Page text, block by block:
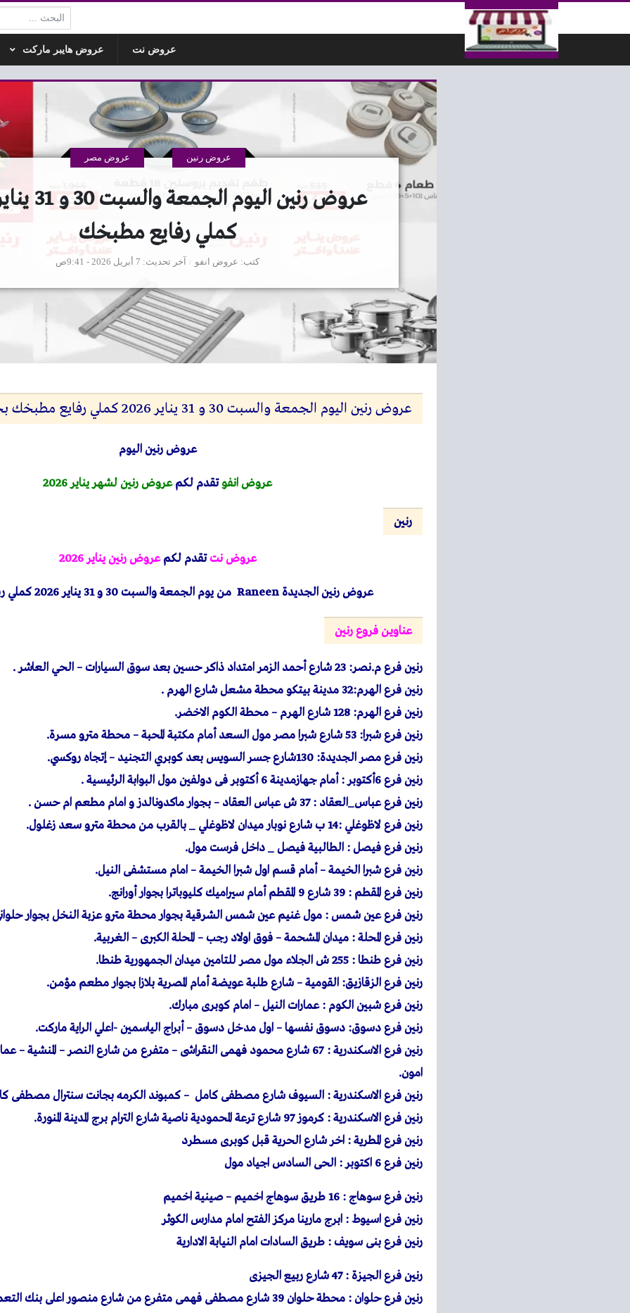
التخطي إلى المحتوى
البحث:
عروض نت عروض هايبر ماركت
كملي رفايع مطبخك
كتب عروض انفو
عروض رنين عروض مصر
آخر تحديث 7 أبريل 2026 - 9:41ص
عروض رنين اليوم الجمعة والسبت 30 و 31 يناير 2026 كملي رفايع مطبخك بجميع فروع رنين
عروض رنين اليوم
عروض انفوتقدم لكمعروض رنين لشهر يناير 2026
رنين
عروض نتتقدم لكمعروض رنين يناير 2026
عروض رنين الجديدة Raneen من يوم الجمعة والسبت 30 و 31 يناير 2026 كملي رفايع مطبخك
عناوين فروع رنين
رنينفرع م.نصر: 23 شارع أحمد الزمر امتداد ذاكر حسين بعد سوق السيارات – الحي العاشر .
رنينفرع الهرم:32 مدينة بيتكو محطة مشعل شارع الهرم .
رنينفرع الهرم: 128 شارع الهرم – محطة الكوم الاخضر.
رنينفرع شبرا: 53 شارع شبرا مصر مول السعد أمام مكتبة المحبة – محطة مترو مسرة.
رنينفرع مصر الجديدة: 130شارع جسر السويس بعد كوبري التجنيد – إتجاه روكسي.
رنينفرع 6أكتوبر : أمام جهازمدينة 6 أكتوبر فى دولفين مول البوابة الرئيسية .
رنينفرع عباس_العقاد : 37 ش عباس العقاد – بجوار ماكدونالدز و امام مطعم ام حسن .
رنينفرع لاظوغلي :14 ب شارع نوبار ميدان لاظوغلي _ بالقرب من محطة مترو سعد زغلول.
رنينفرع فيصل : الطالبية فيصل _ داخل فرست مول.
رنينفرع شبرا الخيمة – أمام قسم اول شبرا الخيمة – امام مستشفى النيل.
رنينفرع المقطم : 39 شارع 9 المقطم أمام سيراميك كليوباترا بجوار أورانج.
رنينفرع عين شمس : مول غنيم عين شمس الشرقية بجوار محطة مترو عزبة النخل بجوار
رنينفرع المحلة : ميدان المشحمة – فوق اولاد رجب – المحلة الكبرى – الغربية.
رنينفرع طنطا : 255 ش الجلاء مول مصر للتامين ميدان الجمهورية طنطا.
رنينفرع الزقازيق: القومية – شارع طلبة عويضة أمام المصرية بلازا بجوار مطعم مؤمن.
رنينفرع شبين الكوم : عمارات النيل – امام كوبرى مبارك.
رنينفرع دسوق: دسوق نفسها – اول مدخل دسوق – أبراج الياسمين -اعلي الراية ماركت.
رنين
فرع الاسكندرية : 67 شارع محمود فهمى النقراشى – متفرع من شارع النصر –
امون.
رنينفرع الاسكندرية : السيوف شارع مصطفى كامل – كمبوند الكرمه بجانت سنترال مصطفى
رنينفرع الاسكندرية : كرموز 97 شارع ترعة المحمودية ناصية شارع الترام برج المدينة المنورة.
رنينفرع المطرية : اخر شارع الحرية قبل كوبرى مسطرد
رنينفرع 6 اكتوبر : الحى السادس اجياد مول
رنينفرع سوهاج : 16 طريق سوهاج اخميم – صينية اخميم
رنينفرع اسيوط : ابرج مارينا مركز الفتح امام مدارس الكوثر
رنينفرع بنى سويف : طريق السادات امام النيابة الادارية
رنينفرع الجيزة : 47 شارع ربيع الجيزى
رنينفرع حلوان : محطة حلوان 39 شارع مصطفى فهمى متفرع من شارع منصور اعلى بنك التعمير والاسكان